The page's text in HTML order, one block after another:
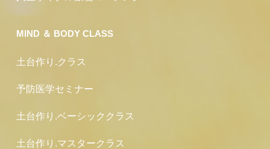
MIND ＆ BODY CLASS
土台作り.クラス
予防医学セミナー
土台作り.ベーシッククラス
土台作り.マスタークラス